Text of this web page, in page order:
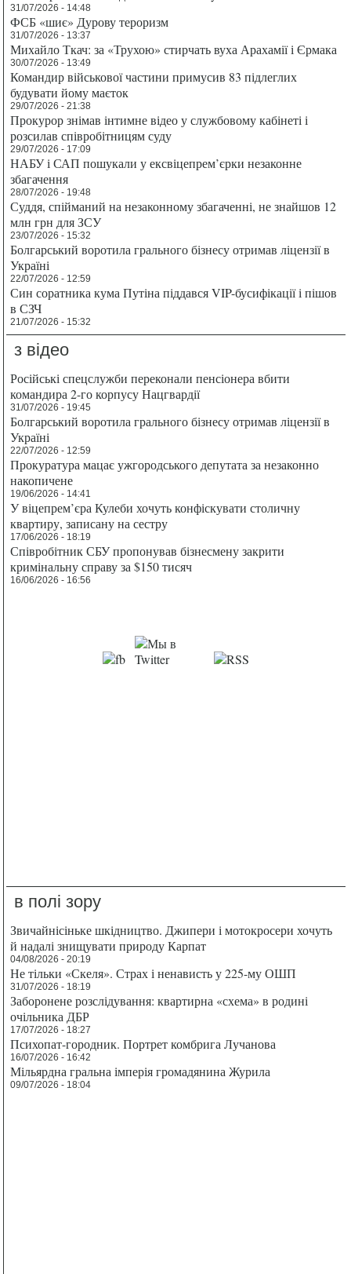
31/07/2026 - 14:48
ФСБ «шиє» Дурову тероризм
31/07/2026 - 13:37
Михайло Ткач: за «Трухою» стирчать вуха Арахамії і Єрмака
30/07/2026 - 13:49
Командир військової частини примусив 83 підлеглих
будувати йому маєток
29/07/2026 - 21:38
Прокурор знімав інтимне відео у службовому кабінеті і
розсилав співробітницям суду
29/07/2026 - 17:09
НАБУ і САП пошукали у ексвіцепрем’єрки незаконне
збагачення
28/07/2026 - 19:48
Суддя, спійманий на незаконному збагаченні, не знайшов 12
млн грн для ЗСУ
23/07/2026 - 15:32
Болгарський воротила грального бізнесу отримав ліцензії в
Україні
22/07/2026 - 12:59
Син соратника кума Путіна піддався VIP-бусифікації і пішов
в СЗЧ
21/07/2026 - 15:32
з відео
Російські спецслужби переконали пенсіонера вбити
командира 2-го корпусу Нацгвардії
31/07/2026 - 19:45
Болгарський воротила грального бізнесу отримав ліцензії в
Україні
22/07/2026 - 12:59
Прокуратура мацає ужгородського депутата за незаконно
накопичене
19/06/2026 - 14:41
У віцепрем’єра Кулеби хочуть конфіскувати столичну
квартиру, записану на сестру
17/06/2026 - 18:19
Співробітник СБУ пропонував бізнесмену закрити
кримінальну справу за $150 тисяч
16/06/2026 - 16:56
в полі зору
Звичайнісіньке шкідництво. Джипери і мотокросери хочуть
й надалі знищувати природу Карпат
04/08/2026 - 20:19
Не тільки «Скеля». Страх і ненависть у 225-му ОШП
31/07/2026 - 18:19
Заборонене розслідування: квартирна «схема» в родині
очільника ДБР
17/07/2026 - 18:27
Психопат-городник. Портрет комбрига Лучанова
16/07/2026 - 16:42
Мільярдна гральна імперія громадянина Журила
09/07/2026 - 18:04